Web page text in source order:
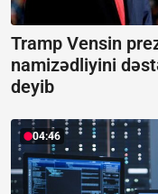
Tramp Vensin
namizədliyini
deyib
04:46